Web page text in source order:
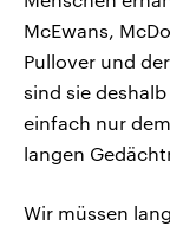
McEwans,
Pullover und
sind sie
einfach nur
langen
Wir müssen